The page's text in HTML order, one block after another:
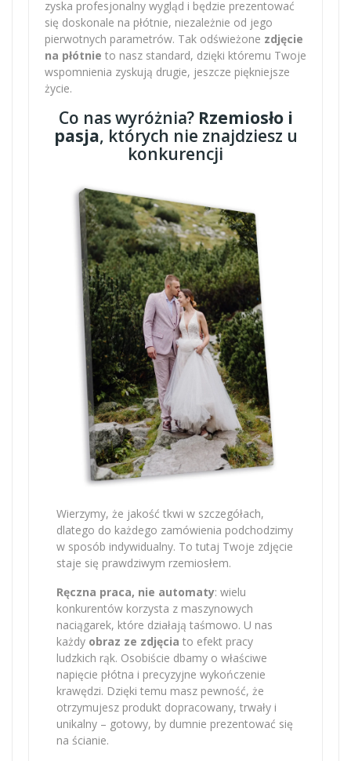
zyska profesjonalny wygląd i będzie prezentować
się doskonale na płótnie, niezależnie od jego
pierwotnych parametrów. Tak odświeżone zdjęcie
na płótnie to nasz standard, dzięki któremu Twoje
wspomnienia zyskują drugie, jeszcze piękniejsze
życie.
Co nas wyróżnia? Rzemiosło i
pasja, których nie znajdziesz u
konkurencji
Wierzymy, że jakość tkwi w szczegółach,
dlatego do każdego zamówienia podchodzimy
w sposób indywidualny. To tutaj Twoje zdjęcie
staje się prawdziwym rzemiosłem.
Ręczna praca, nie automaty: wielu
konkurentów korzysta z maszynowych
naciągarek, które działają taśmowo. U nas
każdy obraz ze zdjęcia to efekt pracy
ludzkich rąk. Osobiście dbamy o właściwe
napięcie płótna i precyzyjne wykończenie
krawędzi. Dzięki temu masz pewność, że
otrzymujesz produkt dopracowany, trwały i
unikalny – gotowy, by dumnie prezentować się
na ścianie.